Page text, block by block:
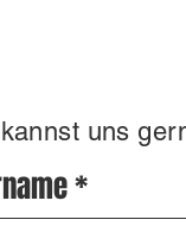
uns